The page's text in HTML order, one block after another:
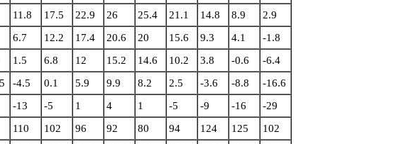
11.8 17.5 22.9 26 25.4 21.1 14.8 8.9
2.9
6.7 12.2 17.4 20.6 20 15.6 9.3 4.1
-1.8
1.5 6.8 12 15.2 14.6 10.2 3.8 -0.6
-6.4
-4.5 0.1 5.9 9.9 8.2 2.5 -3.6 -8.8
-16.6
-13 -5 1 4 1 -5 -9 -16
-29
110 102 96 92 80 94 124 125
102